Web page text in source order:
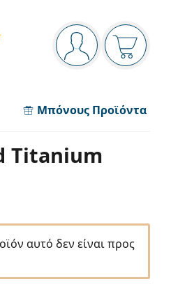
Πίνακας πλοήγησης
Είστε
Το
Μπόνους Προϊόντα
Titanium
αυτό δεν είναι προς